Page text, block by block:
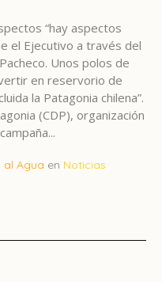
“hay aspectos
el Ejecutivo a través del
Unos polos de
en reservorio de
la Patagonia chilena”.
(CDP), organización
al Agua en Noticias